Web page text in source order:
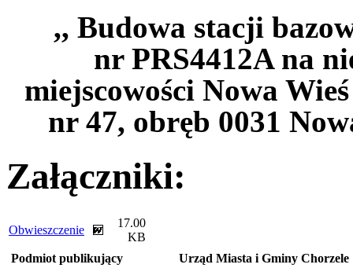
,, Budowa stacji
nr PRS4412A na
miejscowości Nowa
nr 47, obręb 0031
Załączniki:
Obwieszczenie
17.00
KB
Podmiot publikujący
Urząd Miasta i Gminy Chorzele